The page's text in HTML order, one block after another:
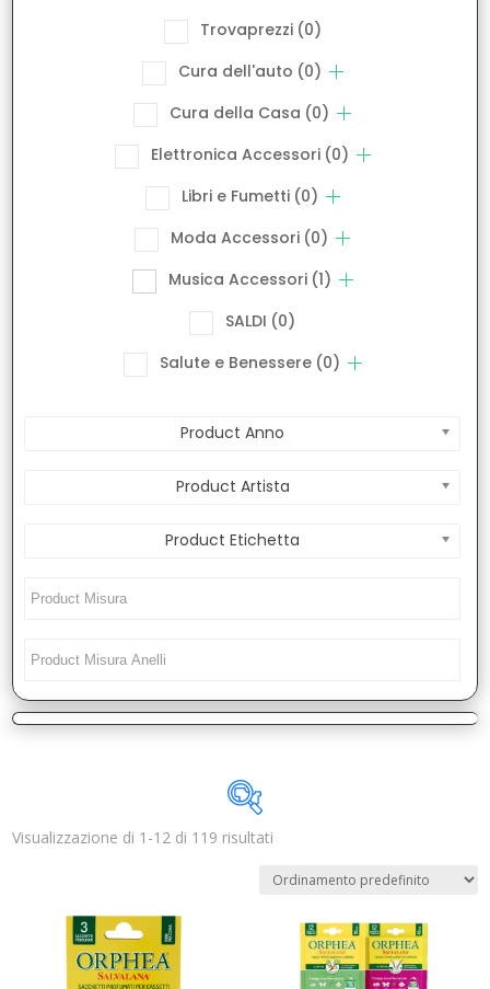
Trovaprezzi (0)
Cura dell'auto (0)
Cura della Casa (0)
Elettronica Accessori (0)
Libri e Fumetti (0)
Moda Accessori (0)
Musica Accessori (1)
SALDI (0)
Salute e Benessere (0)
Product Anno
Product Artista
Product Etichetta
Categorie prodotto
Visualizzazione di 1-12 di 119 risultati